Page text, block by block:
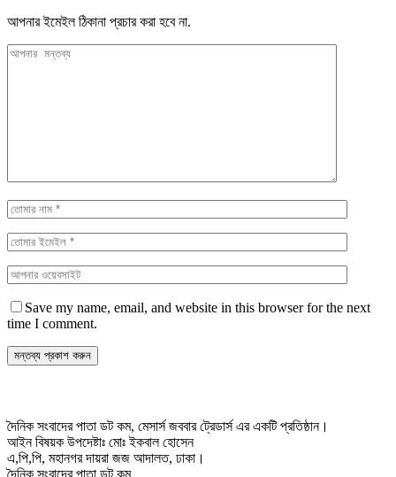
আপনার ইমেইল ঠিকানা প্রচার করা হবে না.
Save my name, email, and website in this browser for the next
time I comment.
দৈনিক সংবাদের পাতা ডট কম, মেসার্স জববার ট্রেডার্স এর একটি প্রতিষ্ঠান।
আইন বিষয়ক উপদেষ্টাঃ মোঃ ইকবাল হোসেন
এ,পি,পি, মহানগর দায়রা জজ আদালত, ঢাকা।